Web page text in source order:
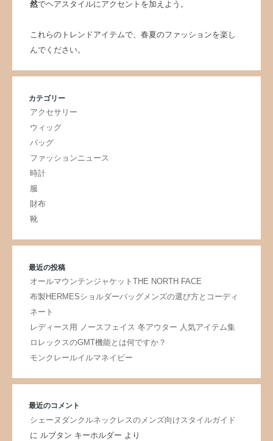
然でヘアスタイルにアクセントを加えよう。
これらのトレンドアイテムで、春夏のファッションを楽し
んでください。
カテゴリー
アクセサリー
ウィッグ
バッグ
ファッションニュース
時計
服
財布
靴
最近の投稿
オールマウンテンジャケットTHE NORTH FACE
布製HERMESショルダーバッグメンズの選び方とコーディ
ネート
レディース用 ノースフェイス 冬アウター 人気アイテム集
ロレックスのGMT機能とは何ですか？
モンクレールイルマネイビー
最近のコメント
シェーヌダンクルネックレスのメンズ向けスタイルガイド
に ルブタン キーホルダー より